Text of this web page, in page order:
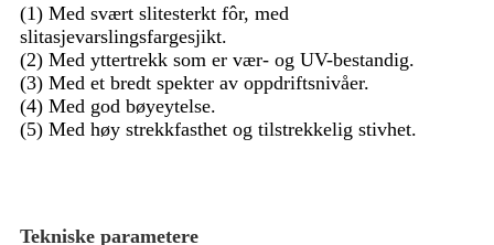
(1) Med svært slitesterkt fôr, med
slitasjevarslingsfargesjikt.
(2) Med yttertrekk som er vær- og UV-bestandig.
(3) Med et bredt spekter av oppdriftsnivåer.
(4) Med god bøyeytelse.
(5) Med høy strekkfasthet og tilstrekkelig stivhet.
Tekniske parametere